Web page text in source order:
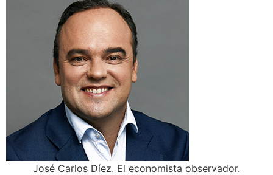
José Carlos Díez. El economista observador.